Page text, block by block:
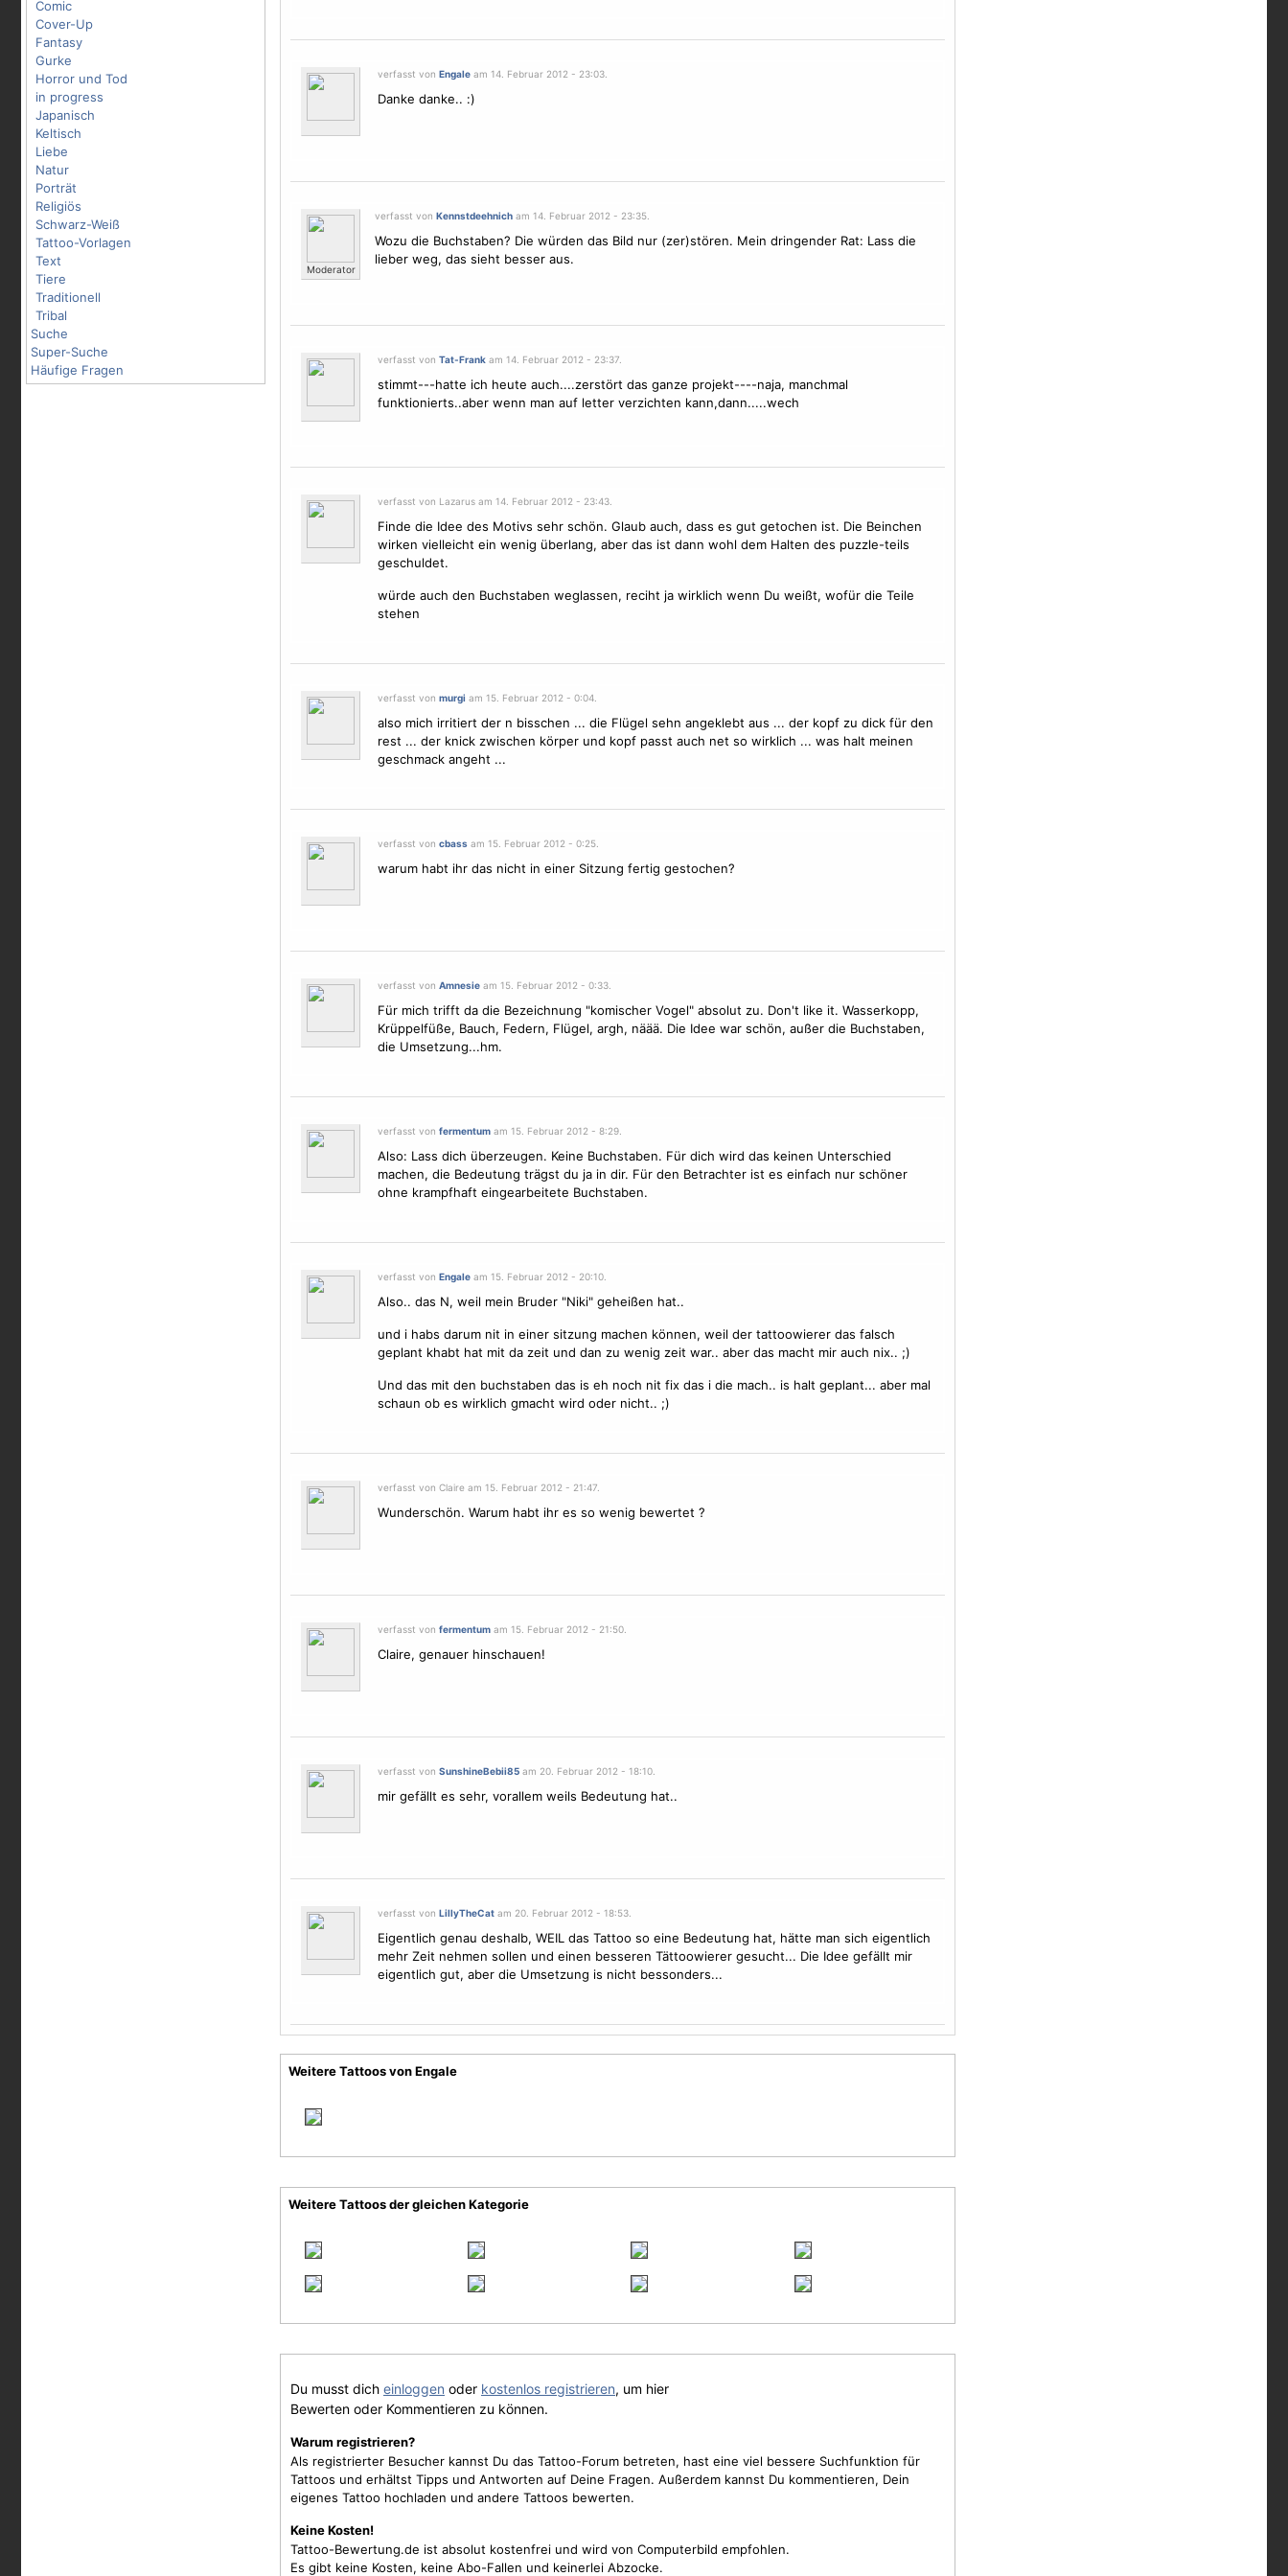
Comic
Cover-Up
Fantasy
Gurke
Horror und Tod
in progress
Japanisch
Keltisch
Liebe
Natur
Porträt
Religiös
Schwarz-Weiß
Tattoo-Vorlagen
Text
Tiere
Traditionell
Tribal
Suche
Super-Suche
Häufige Fragen
verfasst von Engaleam 14. Februar 2012 - 23:03.
Danke danke.. :)
Moderator
verfasst von Kennstdeehnicham 14. Februar 2012 - 23:35.
Wozu die Buchstaben? Die würden das Bild nur (zer)stören. Mein dringender Rat: Lass die
lieber weg, das sieht besser aus.
verfasst von Tat-Frankam 14. Februar 2012 - 23:37.
stimmt---hatte ich heute auch....zerstört das ganze projekt----naja, manchmal
funktionierts..aber wenn man auf letter verzichten kann,dann.....wech
verfasst von Lazarus am 14. Februar 2012 - 23:43.
Finde die Idee des Motivs sehr schön. Glaub auch, dass es gut getochen ist. Die Beinchen
wirken vielleicht ein wenig überlang, aber das ist dann wohl dem Halten des puzzle-teils
geschuldet.
würde auch den Buchstaben weglassen, reciht ja wirklich wenn Du weißt, wofür die Teile
stehen
verfasst von murgi am 15. Februar 2012 - 0:04.
also mich irritiert der n bisschen ... die Flügel sehn angeklebt aus ... der kopf zu dick für den
rest ... der knick zwischen körper und kopf passt auch net so wirklich ... was halt meinen
geschmack angeht ...
verfasst von cbassam 15. Februar 2012 - 0:25.
warum habt ihr das nicht in einer Sitzung fertig gestochen?
verfasst von Amnesieam 15. Februar 2012 - 0:33.
Für mich trifft da die Bezeichnung "komischer Vogel" absolut zu. Don't like it. Wasserkopp,
Krüppelfüße, Bauch, Federn, Flügel, argh, näää. Die Idee war schön, außer die Buchstaben,
die Umsetzung...hm.
verfasst von fermentumam 15. Februar 2012 - 8:29.
Also: Lass dich überzeugen. Keine Buchstaben. Für dich wird das keinen Unterschied
machen, die Bedeutung trägst du ja in dir. Für den Betrachter ist es einfach nur schöner
ohne krampfhaft eingearbeitete Buchstaben.
verfasst von Engaleam 15. Februar 2012 - 20:10.
Also.. das N, weil mein Bruder "Niki" geheißen hat..
und i habs darum nit in einer sitzung machen können, weil der tattoowierer das falsch
geplant khabt hat mit da zeit und dan zu wenig zeit war.. aber das macht mir auch nix.. ;)
Und das mit den buchstaben das is eh noch nit fix das i die mach.. is halt geplant... aber mal
schaun ob es wirklich gmacht wird oder nicht.. ;)
verfasst von Claire am 15. Februar 2012 - 21:47.
Wunderschön. Warum habt ihr es so wenig bewertet ?
verfasst von fermentumam 15. Februar 2012 - 21:50.
Claire, genauer hinschauen!
verfasst von SunshineBebii85am 20. Februar 2012 - 18:10.
mir gefällt es sehr, vorallem weils Bedeutung hat..
verfasst von LillyTheCatam 20. Februar 2012 - 18:53.
Eigentlich genau deshalb, WEIL das Tattoo so eine Bedeutung hat, hätte man sich eigentlich
mehr Zeit nehmen sollen und einen besseren Tättoowierer gesucht... Die Idee gefällt mir
eigentlich gut, aber die Umsetzung is nicht bessonders...
Weitere Tattoos von Engale
Weitere Tattoos der gleichen Kategorie
Du musst dich einloggen oder kostenlos registrieren, um hier
Bewerten oder Kommentieren zu können.
Warum registrieren?
Als registrierter Besucher kannst Du das Tattoo-Forum betreten, hast eine viel bessere Suchfunktion für
Tattoos und erhältst Tipps und Antworten auf Deine Fragen. Außerdem kannst Du kommentieren, Dein
eigenes Tattoo hochladen und andere Tattoos bewerten.
Keine Kosten!
Tattoo-Bewertung.de ist absolut kostenfrei und wird von Computerbild empfohlen.
Es gibt keine Kosten, keine Abo-Fallen und keinerlei Abzocke.